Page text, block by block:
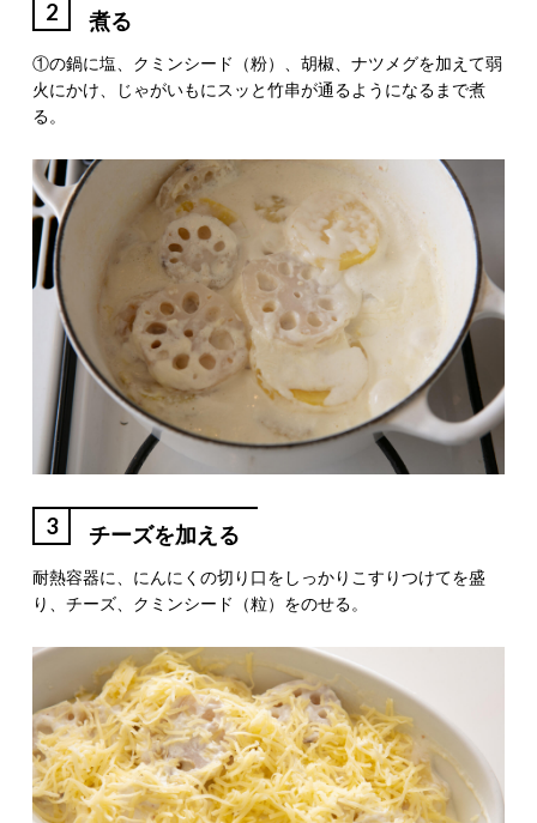
2 煮る
①の鍋に塩、クミンシード（粉）、胡椒、ナツメグを加えて弱
火にかけ、じゃがいもにスッと竹串が通るようになるまで煮
る。
3 チーズを加える
耐熱容器に、にんにくの切り口をしっかりこすりつけてを盛
り、チーズ、クミンシード（粒）をのせる。